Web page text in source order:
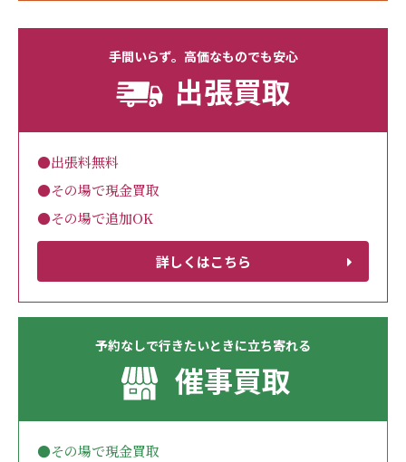
手間いらず。高価なものでも安心
出張買取
●出張料無料
●その場で現金買取
●その場で追加OK
詳しくはこちら
予約なしで行きたいときに立ち寄れる
催事買取
●その場で現金買取